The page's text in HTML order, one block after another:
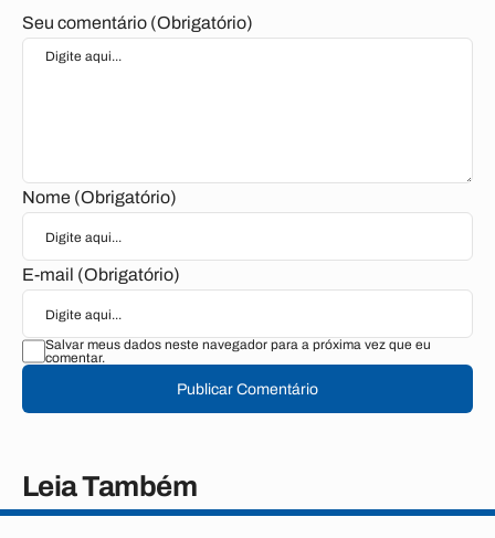
Seu comentário (Obrigatório)
Nome (Obrigatório)
E-mail (Obrigatório)
Salvar meus dados neste navegador para a próxima vez que eu
comentar.
Publicar Comentário
Leia Também